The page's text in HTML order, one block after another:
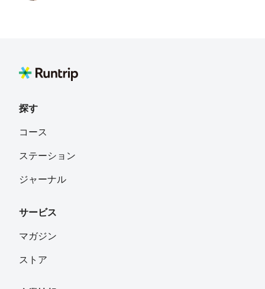
ruri
神奈川県
けんじぃ
探す
コース
ステーション
ジャーナル
サービス
マガジン
ストア